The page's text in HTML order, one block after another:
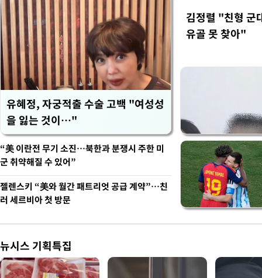
유혜정, 자궁적출 수술 고백 "여성성
을 잃는 것이…"
김정렬 "친형 군
유골 못 찾아"
“美 이란전 무기 소진…북한과 분쟁시 주한 미
군 취약해질 수 있어”
젤렌스키 “美와 월간 패트리엇 공급 계약”…친
러 세르비아 첫 방문
뉴시스 기획특집